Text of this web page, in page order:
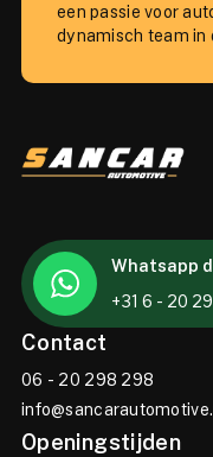
een passie voor
dynamisch team in
Whatsapp
+31 6 - 20
Contact
06 - 20 298 298
Openingstijden